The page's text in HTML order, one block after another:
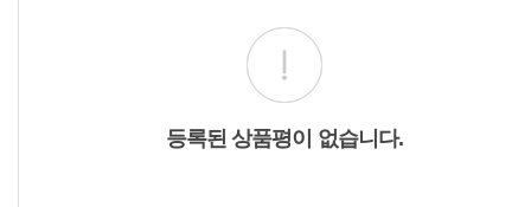
등록된 상품평이 없습니다.